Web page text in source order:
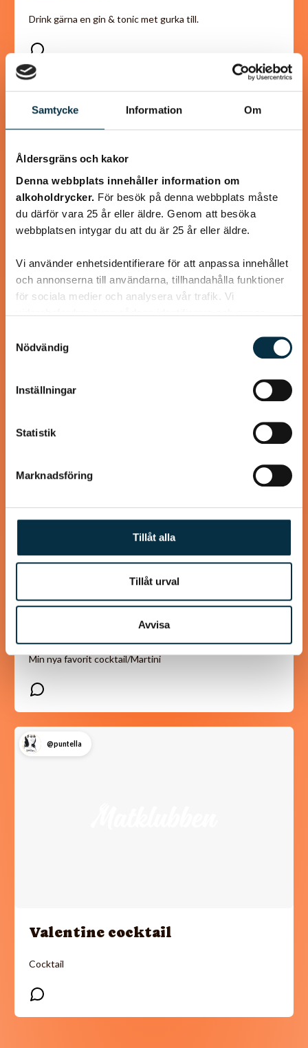
Samtycke Information Om
Åldersgräns och kakor
Denna webbplats innehåller information om
alkoholdrycker. För besök på denna webbplats måste
du därför vara 25 år eller äldre. Genom att besöka
webbplatsen intygar du att du är 25 år eller äldre.
Vi använder enhetsidentifierare för att anpassa innehållet
och annonserna till användarna, tillhandahålla funktioner
för sociala medier och analysera vår trafik. Vi
annons- och analysföretag som vi samarbetar med.
Dessa kan i sin tur kombinera informationen med annan
information som du har tillhandahållit eller som de har
samlat in när du har använt deras tjänster.
Nödvändig
Inställningar
Statistik
Marknadsföring
Tillåt alla
Tillåt urval
Avvisa
Drink gärna en gin & tonic met gurka till.
Glowing skin miracle juice
fantastiskt söt och god. Just granatäpple och rödbeta var
en väldigt lyckad kombination smakmässigt. Om du inte…
@puntella
Min nya favorit cocktail/Martini
@puntella
Valentine cocktail
Cocktail